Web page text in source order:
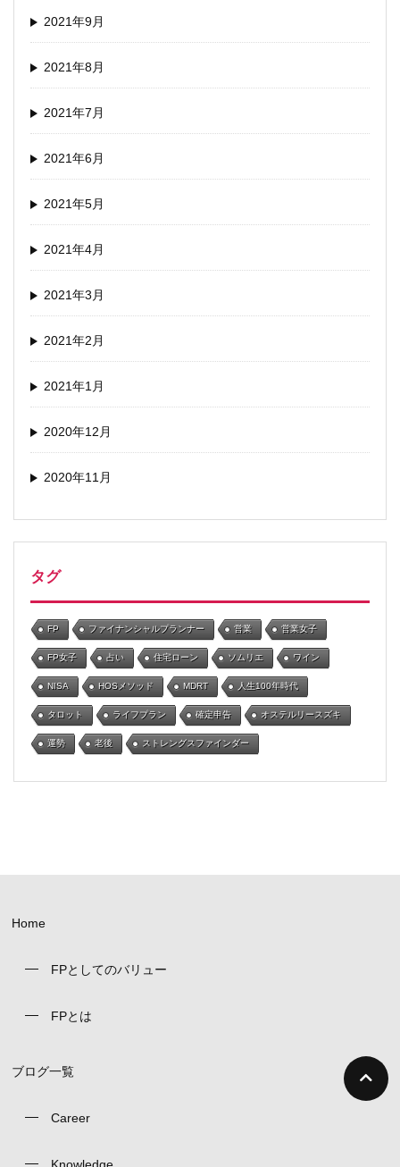
2021年9月
2021年8月
2021年7月
2021年6月
2021年5月
2021年4月
2021年3月
2021年2月
2021年1月
2020年12月
2020年11月
タグ
FP ファイナンシャルプランナー 営業 営業女子
FP女子 占い 住宅ローン ソムリエ ワイン
NISA HOSメソッド MDRT 人生100年時代
タロット ライフプラン 確定申告 オステルリースズキ
運勢 老後 ストレングスファインダー
Home
FPとしてのバリュー
FPとは
ブログ一覧
Career